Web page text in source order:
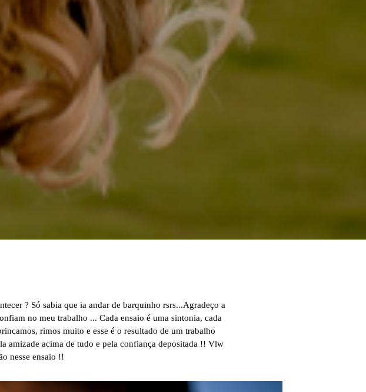
? Só sabia que ia andar de barquinho rsrs...Agradeço a
no meu trabalho ... Cada ensaio é uma sintonia, cada
rimos muito e esse é o resultado de um trabalho
amizade acima de tudo e pela confiança depositada !! Vlw
nesse ensaio !!